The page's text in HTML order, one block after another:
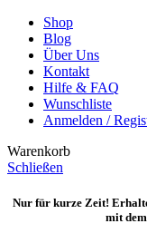
Shop
Blog
Über Uns
Kontakt
Hilfe & FAQ
Wunschliste
Anmelden /
Warenkorb
Schließen
Nur für kurze Zeit!
mit